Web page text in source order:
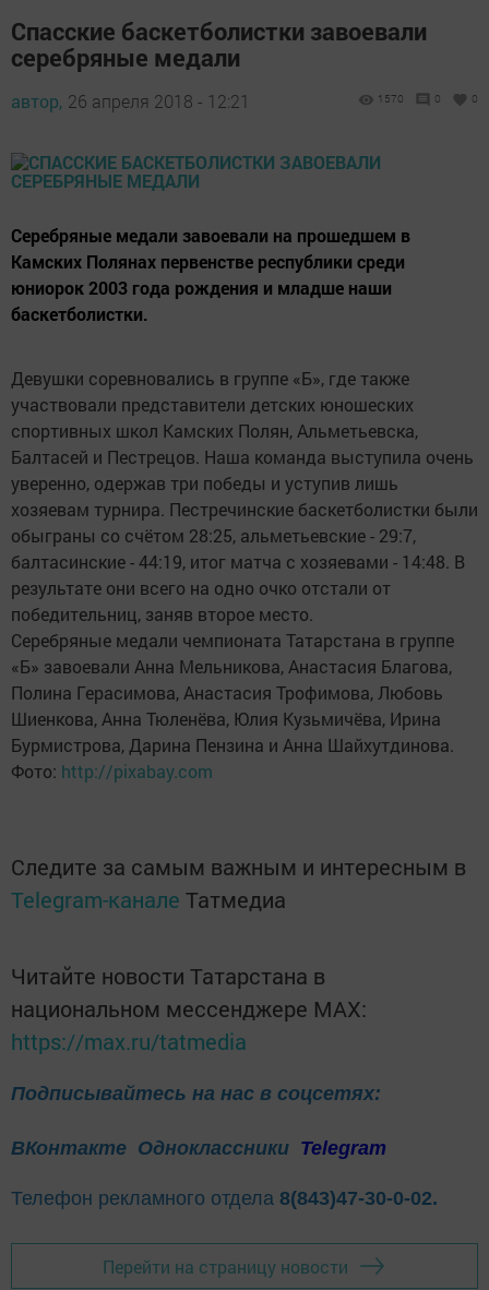
Спасские баскетболистки завоевали
серебряные медали
автор, 26 апреля 2018 - 12:21 1570 0 0
Серебряные медали завоевали на прошедшем в
Камских Полянах первенстве республики среди
юниорок 2003 года рождения и младше наши
баскетболистки.
Девушки соревновались в группе «Б», где также
участвовали представители детских юношеских
спортивных школ Камских Полян, Альметьевска,
Балтасей и Пестрецов. Наша команда выступила очень
уверенно, одержав три победы и уступив лишь
хозяевам турнира. Пестречинские баскетболистки были
обыграны со счётом 28:25, альметьевские - 29:7,
балтасинские - 44:19, итог матча с хозяевами - 14:48. В
результате они всего на одно очко отстали от
победительниц, заняв второе место.
Серебряные медали чемпионата Татарстана в группе
«Б» завоевали Анна Мельникова, Анастасия Благова,
Полина Герасимова, Анастасия Трофимова, Любовь
Шиенкова, Анна Тюленёва, Юлия Кузьмичёва, Ирина
Бурмистрова, Дарина Пензина и Анна Шайхутдинова.
Фото: http://pixabay.com
Следите за самым важным и интересным в
Telegram-канале Татмедиа
Читайте новости Татарстана в
национальном мессенджере MАХ:
https://max.ru/tatmedia
Подписывайтесь на нас в соцсетях:
ВКонтакте Одноклассники Telegram
Телефон рекламного отдела 8(843)47-30-0-02.
Перейти на страницу новости